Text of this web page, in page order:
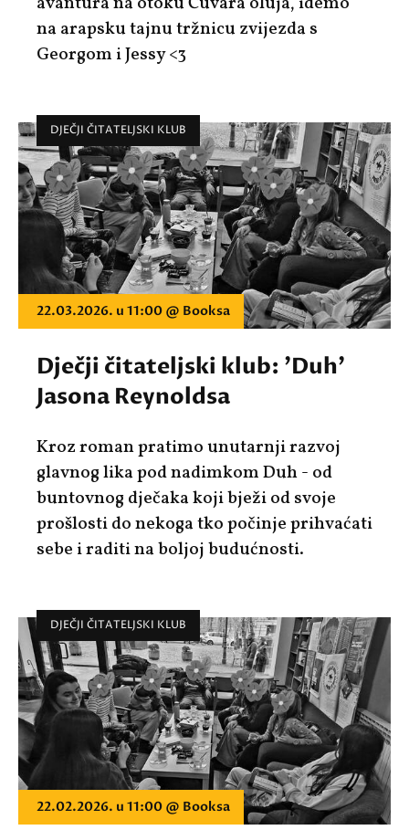
na arapsku tajnu tržnicu zvijezda s
Georgom i Jessy <3
DJEČJI ČITATELJSKI KLUB
22.03.2026. u 11:00 @ Booksa
Dječji čitateljski klub: 'Duh'
Jasona Reynoldsa
Kroz roman pratimo unutarnji razvoj
glavnog lika pod nadimkom Duh - od
buntovnog dječaka koji bježi od svoje
prošlosti do nekoga tko počinje prihvaćati
sebe i raditi na boljoj budućnosti.
DJEČJI ČITATELJSKI KLUB
22.02.2026. u 11:00 @ Booksa